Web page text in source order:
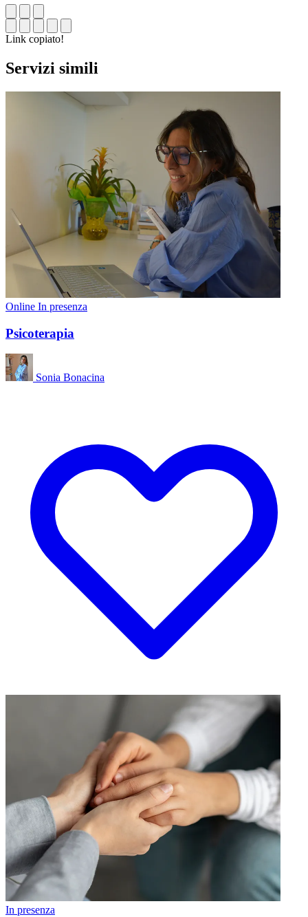
Link copiato!
Servizi simili
Online In presenza
Psicoterapia
Sonia Bonacina
In presenza